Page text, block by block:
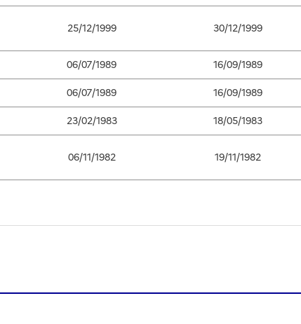
25/12/1999 30/12/1999
06/07/1989
16/09/1989
06/07/1989
16/09/1989
23/02/1983 18/05/1983
06/11/1982 19/11/1982